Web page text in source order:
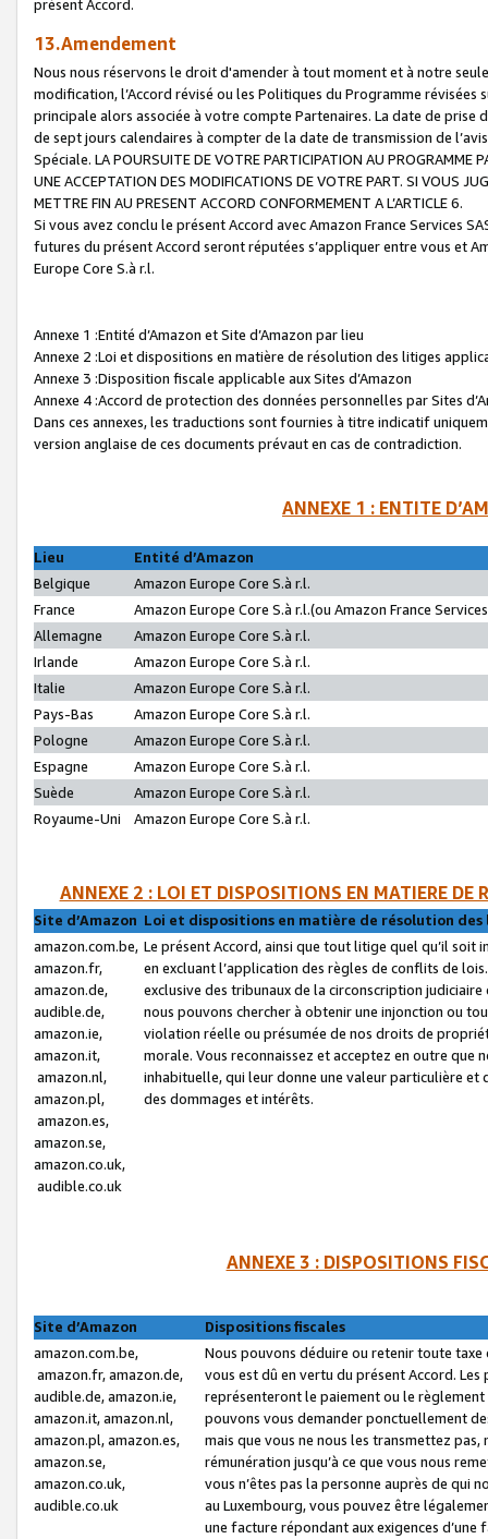
présent Accord.
13.Amendement
Nous nous réservons le droit d'amender à tout moment et à notre
modification, l’Accord révisé ou les Politiques du Programme
principale alors associée à votre compte Partenaires. La date de
de sept jours calendaires à compter de la date de transmission de
Spéciale. LA POURSUITE DE VOTRE PARTICIPATION AU PROGRAMME
UNE ACCEPTATION DES MODIFICATIONS DE VOTRE PART. SI VOUS
METTRE FIN AU PRESENT ACCORD CONFORMEMENT A L’ARTICLE 6.
Si vous avez conclu le présent Accord avec Amazon France Services
futures du présent Accord seront réputées s’appliquer entre vous et
Europe Core S.à r.l.
Annexe 1 :Entité d’Amazon et Site d’Amazon par lieu
Annexe 2 :Loi et dispositions en matière de résolution des litiges
Annexe 3 :Disposition fiscale applicable aux Sites d’Amazon
Annexe 4 :Accord de protection des données personnelles par Sites
Dans ces annexes, les traductions sont fournies à titre indicatif
version anglaise de ces documents prévaut en cas de contradiction.
ANNEXE 1 : ENTITE
Lieu
Entité d’Amazon
Belgique
Amazon Europe Core S.à r.l.
France
Amazon Europe Core S.à r.l.(ou Amazon France
Allemagne
Amazon Europe Core S.à r.l.
Irlande
Amazon Europe Core S.à r.l.
Italie
Amazon Europe Core S.à r.l.
Pays-Bas
Amazon Europe Core S.à r.l.
Pologne
Amazon Europe Core S.à r.l.
Espagne
Amazon Europe Core S.à r.l.
Suède
Amazon Europe Core S.à r.l.
Royaume-Uni
Amazon Europe Core S.à r.l.
ANNEXE 2 : LOI ET DISPOSITIONS EN MATIERE DE
Site d’Amazon Loi et dispositions en matière de résolution
amazon.com.be,
amazon.fr,
amazon.de,
audible.de,
amazon.ie,
amazon.it,
amazon.nl,
amazon.pl,
amazon.es,
amazon.se,
amazon.co.uk,
audible.co.uk
Le présent Accord, ainsi que tout litige quel qu’il soit
en excluant l’application des règles de conflits de
exclusive des tribunaux de la circonscription
nous pouvons chercher à obtenir une injonction ou
violation réelle ou présumée de nos droits de
morale. Vous reconnaissez et acceptez en outre que
inhabituelle, qui leur donne une valeur particulière
des dommages et intérêts.
ANNEXE 3 : DISPOSITIONS
Site d’Amazon
Dispositions fiscales
amazon.com.be,
amazon.fr, amazon.de,
audible.de, amazon.ie,
amazon.it, amazon.nl,
amazon.pl, amazon.es,
amazon.se,
amazon.co.uk,
audible.co.uk
Nous pouvons déduire ou retenir toute
vous est dû en vertu du présent Accord.
représenteront le paiement ou le
pouvons vous demander ponctuellement
mais que vous ne nous les transmettez
rémunération jusqu’à ce que vous nous
vous n’êtes pas la personne auprès de qui
au Luxembourg, vous pouvez être
une facture répondant aux exigences